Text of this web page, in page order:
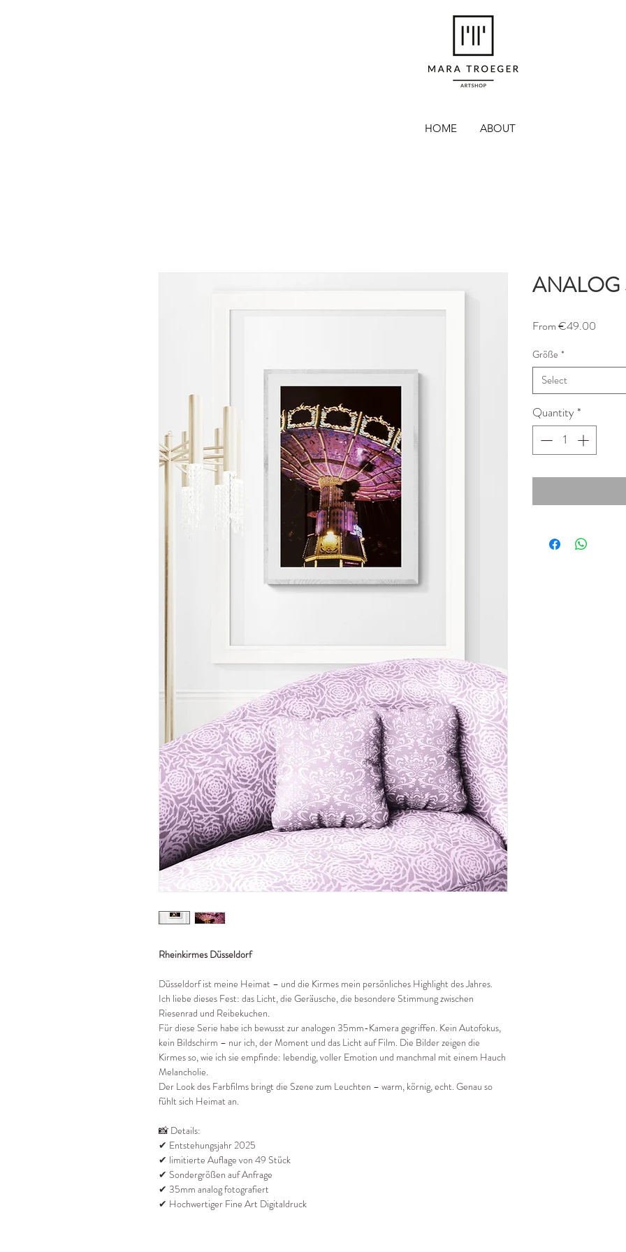
HOME ABOUT
Rheinkirmes Düsseldorf
Düsseldorf ist meine Heimat – und die Kirmes mein persönliches Highlight des Jahres.
Ich liebe dieses Fest: das Licht, die Geräusche, die besondere Stimmung zwischen
Riesenrad und Reibekuchen.
Für diese Serie habe ich bewusst zur analogen 35mm-Kamera gegriffen. Kein Autofokus,
kein Bildschirm – nur ich, der Moment und das Licht auf Film. Die Bilder zeigen die
Kirmes so, wie ich sie empfinde: lebendig, voller Emotion und manchmal mit einem Hauch
Melancholie.
Der Look des Farbfilms bringt die Szene zum Leuchten – warm, körnig, echt. Genau so
fühlt sich Heimat an.
📸 Details:
✔ Entstehungsjahr 2025
✔ limitierte Auflage von 49 Stück
✔ Sondergrößen auf Anfrage
✔ 35mm analog fotografiert
✔ Hochwertiger Fine Art Digitaldruck
ANALOG
From€49.00
Größe *
Select
Quantity*